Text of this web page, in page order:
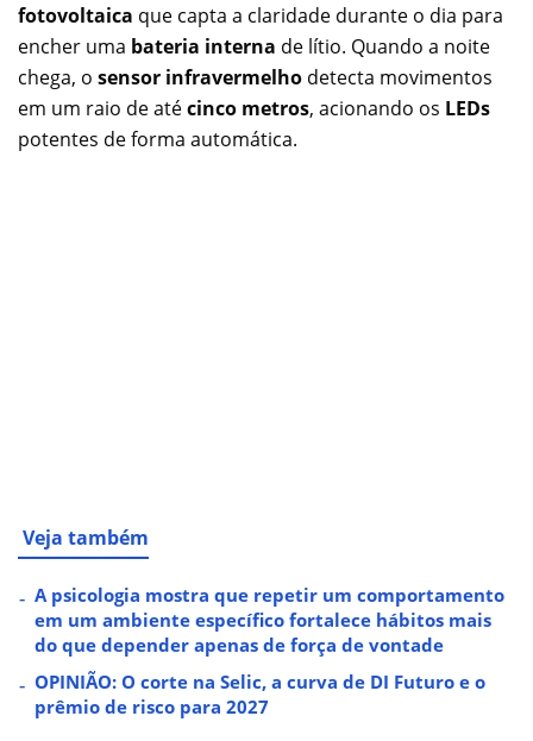
fotovoltaica que capta a claridade durante o dia para
encher uma bateria interna de lítio. Quando a noite
chega, o sensor infravermelho detecta movimentos
em um raio de atécinco metros, acionando os LEDs
potentes de forma automática.
Veja também
A psicologia mostra que repetir um comportamento
em um ambiente específico fortalece hábitos mais
do que depender apenas de força de vontade
OPINIÃO: O corte na Selic, a curva de DI Futuro e o
prêmio de risco para 2027